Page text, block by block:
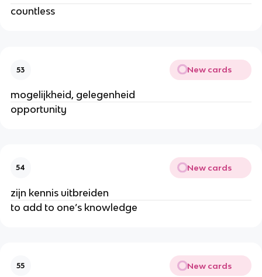
countless
53 New cards
mogelijkheid, gelegenheid
opportunity
54 New cards
zijn kennis uitbreiden
to add to one’s knowledge
55 New cards